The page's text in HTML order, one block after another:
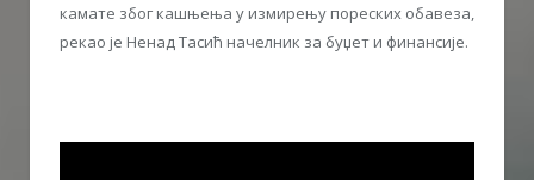
камате због кашњења у измирењу пореских обавеза,
рекао је Ненад Тасић начелник за буџет и финансије.